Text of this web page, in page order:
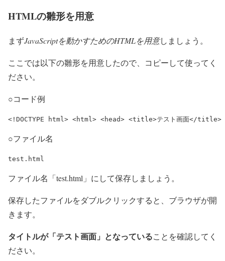
HTMLの雛形を用意
まずJavaScriptを動かすためのHTMLを用意しましょう。
ここでは以下の雛形を用意したので、コピーして使ってく
ださい。
○コード例
<!DOCTYPE html> <html> <head> <title>テスト画面</
○ファイル名
test.html
ファイル名「test.html」にして保存しましょう。
保存したファイルをダブルクリックすると、ブラウザが開
きます。
タイトルが「テスト画面」となっていることを確認してく
ださい。